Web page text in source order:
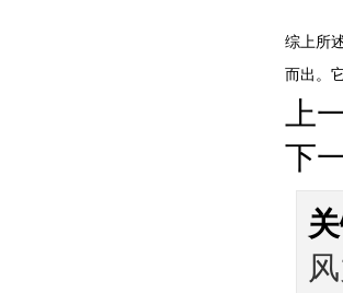
综上所
而出。
上
下